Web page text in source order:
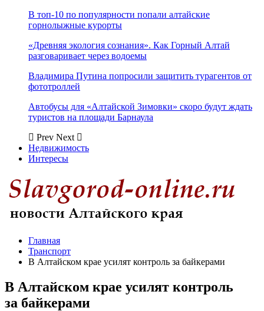
В топ-10 по популярности попали алтайские
горнолыжные курорты
«Древняя экология сознания». Как Горный Алтай
разговаривает через водоемы
Владимира Путина попросили защитить турагентов от
фототроллей
Автобусы для «Алтайской Зимовки» скоро будут ждать
туристов на площади Барнаула
Prev Next
Недвижимость
Интересы
Главная
Транспорт
В Алтайском крае усилят контроль за байкерами
В Алтайском крае усилят контроль
за байкерами